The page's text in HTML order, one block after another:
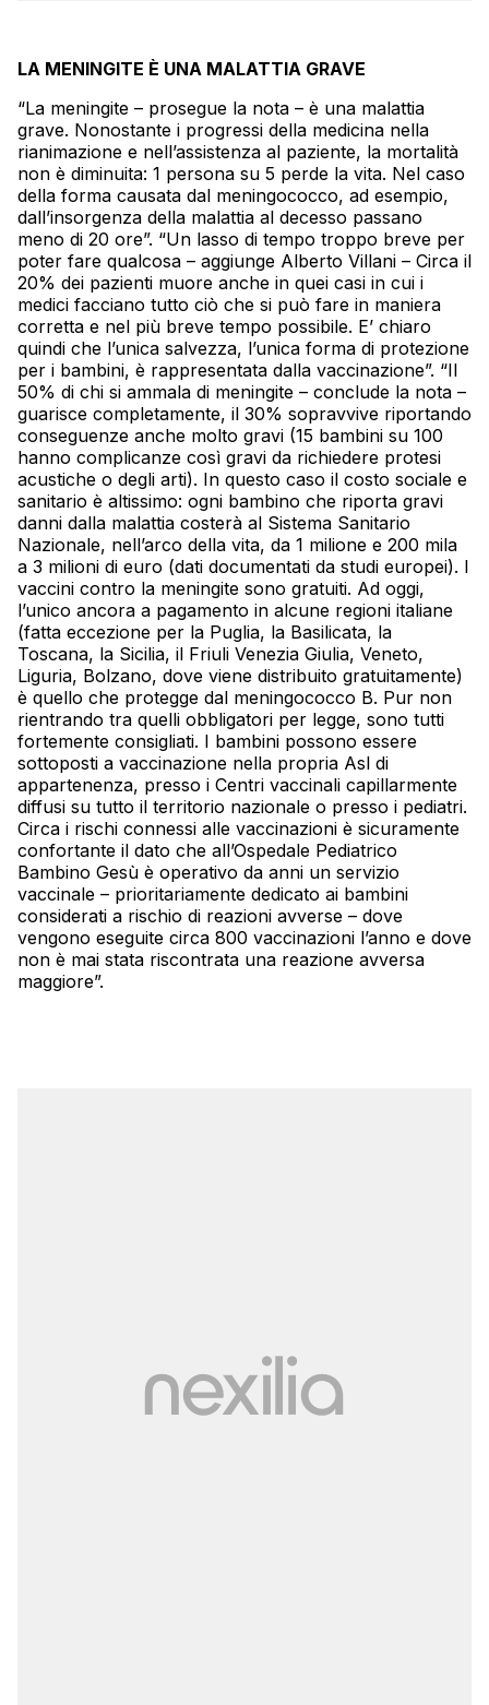
LA MENINGITE È UNA MALATTIA GRAVE
“La meningite – prosegue la nota – è una malattia
grave. Nonostante i progressi della medicina nella
rianimazione e nell’assistenza al paziente, la mortalità
non è diminuita: 1 persona su 5 perde la vita. Nel caso
della forma causata dal meningococco, ad esempio,
dall’insorgenza della malattia al decesso passano
meno di 20 ore”. “Un lasso di tempo troppo breve per
poter fare qualcosa – aggiunge Alberto Villani – Circa il
20% dei pazienti muore anche in quei casi in cui i
medici facciano tutto ciò che si può fare in maniera
corretta e nel più breve tempo possibile. E’ chiaro
quindi che l’unica salvezza, l’unica forma di protezione
per i bambini, è rappresentata dalla vaccinazione”. “Il
50% di chi si ammala di meningite – conclude la nota –
guarisce completamente, il 30% sopravvive riportando
conseguenze anche molto gravi (15 bambini su 100
hanno complicanze così gravi da richiedere protesi
acustiche o degli arti). In questo caso il costo sociale e
sanitario è altissimo: ogni bambino che riporta gravi
danni dalla malattia costerà al Sistema Sanitario
Nazionale, nell’arco della vita, da 1 milione e 200 mila
a 3 milioni di euro (dati documentati da studi europei). I
vaccini contro la meningite sono gratuiti. Ad oggi,
l’unico ancora a pagamento in alcune regioni italiane
(fatta eccezione per la Puglia, la Basilicata, la
Toscana, la Sicilia, il Friuli Venezia Giulia, Veneto,
Liguria, Bolzano, dove viene distribuito gratuitamente)
è quello che protegge dal meningococco B. Pur non
rientrando tra quelli obbligatori per legge, sono tutti
fortemente consigliati. I bambini possono essere
sottoposti a vaccinazione nella propria Asl di
appartenenza, presso i Centri vaccinali capillarmente
diffusi su tutto il territorio nazionale o presso i pediatri.
Circa i rischi connessi alle vaccinazioni è sicuramente
confortante il dato che all’Ospedale Pediatrico
Bambino Gesù è operativo da anni un servizio
vaccinale – prioritariamente dedicato ai bambini
considerati a rischio di reazioni avverse – dove
vengono eseguite circa 800 vaccinazioni l’anno e dove
non è mai stata riscontrata una reazione avversa
maggiore”.